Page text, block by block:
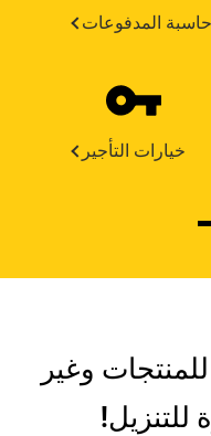
حاسبة المدفوعات
خيارات التأجير
للمنتجات وغير
للتنزيل!